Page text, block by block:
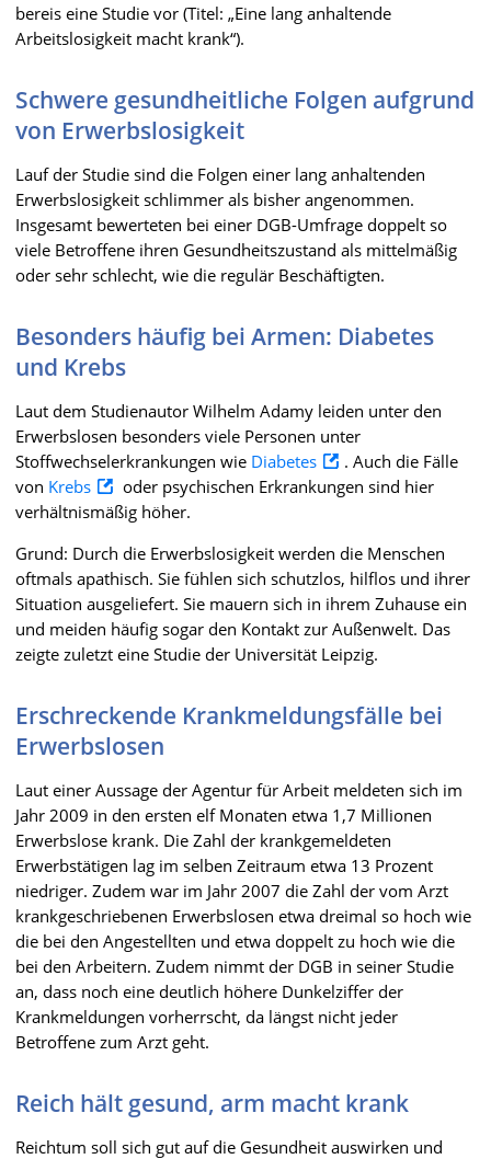
bereis eine Studie vor (Titel: „Eine lang anhaltende
Arbeitslosigkeit macht krank“).
Schwere gesundheitliche Folgen aufgrund
von Erwerbslosigkeit
Lauf der Studie sind die Folgen einer lang anhaltenden
Erwerbslosigkeit schlimmer als bisher angenommen.
Insgesamt bewerteten bei einer DGB-Umfrage doppelt so
viele Betroffene ihren Gesundheitszustand als mittelmäßig
oder sehr schlecht, wie die regulär Beschäftigten.
Besonders häufig bei Armen: Diabetes
und Krebs
Laut dem Studienautor Wilhelm Adamy leiden unter den
Erwerbslosen besonders viele Personen unter
Stoffwechselerkrankungen wie Diabetes
. Auch die Fälle
von Krebs
oder psychischen Erkrankungen sind hier
verhältnismäßig höher.
Grund: Durch die Erwerbslosigkeit werden die Menschen
oftmals apathisch. Sie fühlen sich schutzlos, hilflos und ihrer
Situation ausgeliefert. Sie mauern sich in ihrem Zuhause ein
und meiden häufig sogar den Kontakt zur Außenwelt. Das
zeigte zuletzt eine Studie der Universität Leipzig.
Erschreckende Krankmeldungsfälle bei
Erwerbslosen
Laut einer Aussage der Agentur für Arbeit meldeten sich im
Jahr 2009 in den ersten elf Monaten etwa 1,7 Millionen
Erwerbslose krank. Die Zahl der krankgemeldeten
Erwerbstätigen lag im selben Zeitraum etwa 13 Prozent
niedriger. Zudem war im Jahr 2007 die Zahl der vom Arzt
krankgeschriebenen Erwerbslosen etwa dreimal so hoch wie
die bei den Angestellten und etwa doppelt zu hoch wie die
bei den Arbeitern. Zudem nimmt der DGB in seiner Studie
an, dass noch eine deutlich höhere Dunkelziffer der
Krankmeldungen vorherrscht, da längst nicht jeder
Betroffene zum Arzt geht.
Reich hält gesund, arm macht krank
Reichtum soll sich gut auf die Gesundheit auswirken und